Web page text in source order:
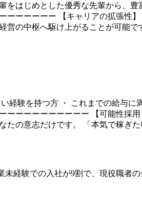
をはじめとした優秀な先輩から、
ーーーーー 【キャリアの拡張性
の中枢へ駆け上がることが可能で
経験を持つ方 ・ これまでの給与
ーーーーーーーーー 【可能性採
たの意志だけです。 「本気で稼
経験での入社が9割で、現役職者の